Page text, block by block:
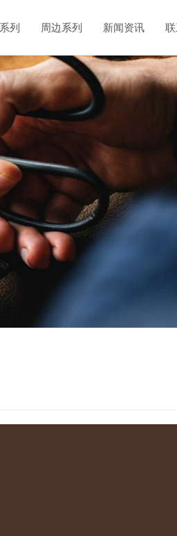
列 周边系列 新闻资讯